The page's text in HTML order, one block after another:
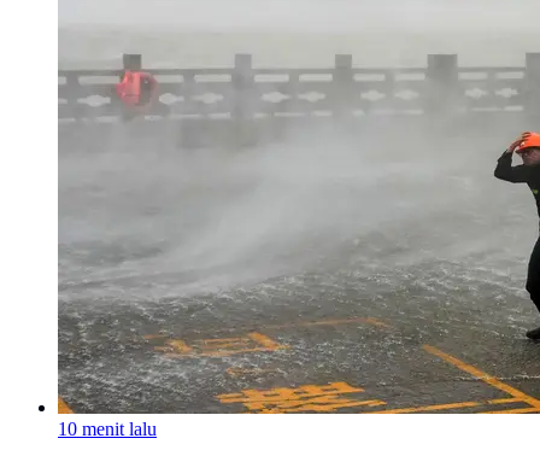
10 menit lalu